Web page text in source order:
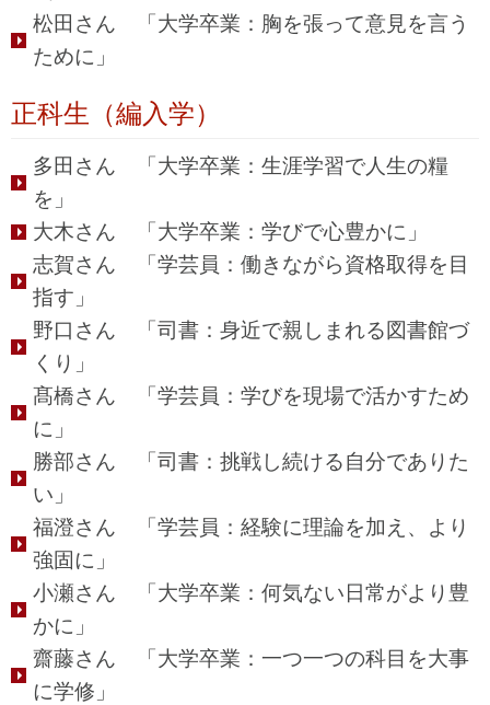
松田さん 「大学卒業：胸を張って意見を言う
ために」
正科生（編入学）
多田さん 「大学卒業：生涯学習で人生の糧
を」
大木さん 「大学卒業：学びで心豊かに」
志賀さん 「学芸員：働きながら資格取得を目
指す」
野口さん 「司書：身近で親しまれる図書館づ
くり」
髙橋さん 「学芸員：学びを現場で活かすため
に」
勝部さん 「司書：挑戦し続ける自分でありた
い」
福澄さん 「学芸員：経験に理論を加え、より
強固に」
小瀬さん 「大学卒業：何気ない日常がより豊
かに」
齋藤さん 「大学卒業：一つ一つの科目を大事
に学修」